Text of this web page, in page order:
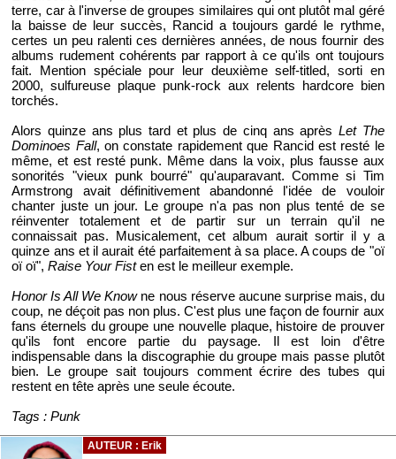
terre, car à l'inverse de groupes similaires qui ont plutôt mal géré
la baisse de leur succès, Rancid a toujours gardé le rythme,
certes un peu ralenti ces dernières années, de nous fournir des
albums rudement cohérents par rapport à ce qu'ils ont toujours
fait. Mention spéciale pour leur deuxième self-titled, sorti en
2000, sulfureuse plaque punk-rock aux relents hardcore bien
torchés.
Alors quinze ans plus tard et plus de cinq ans après Let The
Dominoes Fall, on constate rapidement que Rancid est resté le
même, et est resté punk. Même dans la voix, plus fausse aux
sonorités "vieux punk bourré" qu'auparavant. Comme si Tim
Armstrong avait définitivement abandonné l'idée de vouloir
chanter juste un jour. Le groupe n'a pas non plus tenté de se
réinventer totalement et de partir sur un terrain qu'il ne
connaissait pas. Musicalement, cet album aurait sortir il y a
quinze ans et il aurait été parfaitement à sa place. A coups de "oï
oï oï",Raise Your Fisten est le meilleur exemple.
Honor Is All We Knowne nous réserve aucune surprise mais, du
coup, ne déçoit pas non plus. C'est plus une façon de fournir aux
fans éternels du groupe une nouvelle plaque, histoire de prouver
qu'ils font encore partie du paysage. Il est loin d'être
indispensable dans la discographie du groupe mais passe plutôt
bien. Le groupe sait toujours comment écrire des tubes qui
restent en tête après une seule écoute.
Tags : Punk
AUTEUR : Erik